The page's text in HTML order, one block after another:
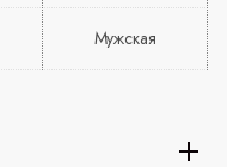
Мужская